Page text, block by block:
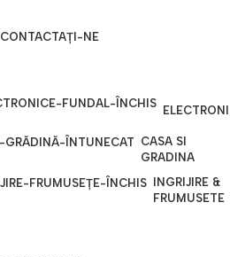
CONTACTAȚI-NE
CASA SI
GRADINA
INGRIJIRE &
FRUMUSETE